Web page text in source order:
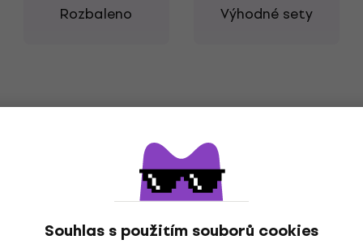
Souhlas s použitím souborů cookies
Rozbaleno Výhodné sety